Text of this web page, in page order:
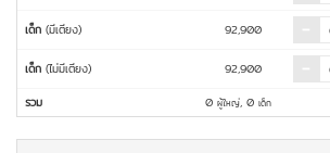
เด็ก (มีเตียง) 92,900
เด็ก (ไม่มีเตียง) 92,900
รวม
0 ผู้ใหญ่, 0 เด็ก